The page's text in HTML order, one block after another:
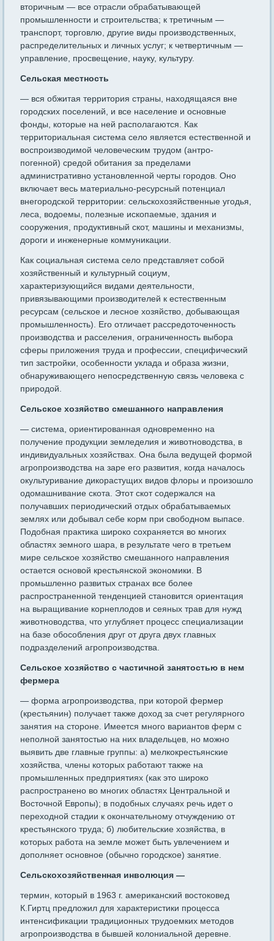
вторичным — все отрасли обрабатываю­щей
промышленности и строительства; к третичным —
транспорт, торговлю, другие виды производственных,
распределительных и лич­ных услуг; к четвертичным —
управление, просвещение, науку, культуру.
Сельская местность
— вся обжитая территория страны, находя­щаяся вне
городских поселений, и все население и основные
фонды, которые на ней располагаются. Как
территориальная система село является естественной и
воспроизводимой человеческим трудом (антро-
погенной) средой обитания за пределами
административно установлен­ной черты городов. Оно
включает весь материально-ресурсный потен­циал
внегородской территории: сельскохозяйственные угодья,
леса, водоемы, полезные ископаемые, здания и
сооружения, продуктивный скот, машины и механизмы,
дороги и инженерные коммуникации.
Как социальная система село представляет собой
хозяйствен­ный и культурный социум,
характеризующийся видами деятельно­сти,
привязывающими производителей к естественным
ресурсам (сельское и лесное хозяйство, добывающая
промышленность). Его отличает рассредоточенность
производства и расселения, ограни­ченность выбора
сферы приложения труда и профессии, специфи­ческий
тип застройки, особенности уклада и образа жизни,
обнару­живающего непосредственную связь человека с
природой.
Сельское хозяйство смешанного направления
— система, ори­ентированная одновременно на
получение продукции земледелия и животноводства, в
индивидуальных хозяйствах. Она была ведущей фор­мой
агропроизводства на заре его развития, когда началось
окультуривание дикорастущих видов флоры и произошло
одомашнивание скота. Этот скот содержался на
получавших периодический отдых обрабаты­ваемых
землях или добывал себе корм при свободном выпасе.
Подобная практика широко сохраняется во многих
областях земного шара, в результате чего в третьем
мире сельское хозяйство смешанного направ­ления
остается основой крестьянской экономики. В
промьшленно раз­витых странах все более
распространенной тенденцией становится ориентация
на выращивание корнеплодов и сеяных трав для нужд
животноводства, что углубляет процесс специализации
на базе обо­собления друг от друга двух главных
подразделений агропроизводства.
Сельское хозяйство с частичной занятостью в нем
ферме­ра
— форма агропроизводства, при которой фермер
(крестьянин) получает также доход за счет регулярного
занятия на стороне. Имеет­ся много вариантов ферм с
неполной занятостью на них владель­цев, но можно
выявить две главные группы: а) мелкокрестьянские
хозяйства, члены которых работают также на
промышленных предприятиях (как это широко
распространено во многих областях Центральной и
Восточной Европы); в подобных случаях речь идет о
переходной стадии к окончательному отчуждению от
крестьянского труда; б) любительские хозяйства, в
которых работа на земле может быть увлечением и
дополняет основное (обычно городское) занятие.
Сельскохозяйственная инволюция —
термин, который в 1963 г. американский востоковед
К.Гиртц предложил для характери­стики процесса
интенсификации традиционных трудоемких методов
агропроизводства в бывшей колониальной деревне.